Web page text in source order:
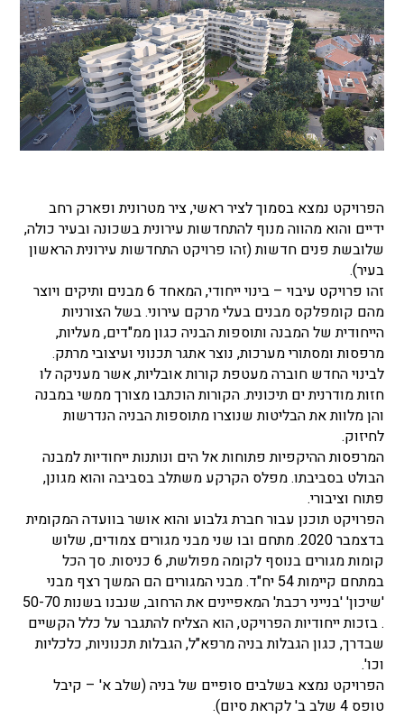
הפרויקט נמצא בסמוך לציר ראשי, ציר מטרונית ופארק רחב
ידיים והוא מהווה מנוף להתחדשות עירונית בשכונה ובעיר כולה,
שלובשת פנים חדשות (זהו פרויקט התחדשות עירונית הראשון
בעיר).
זהו פרויקט עיבוי – בינוי ייחודי, המאחד 6 מבנים ותיקים ויוצר
מהם קומפלקס מבנים בעלי מרקם עירוני. בשל הצורניות
הייחודית של המבנה ותוספות הבניה כגון ממ"דים, מעליות,
מרפסות ומסתורי מערכות, נוצר אתגר תכנוני ועיצובי מרתק.
לבינוי החדש חוברה מעטפת קורות אובליות, אשר מעניקה לו
חזות מודרנית ים תיכונית. הקורות הוכתבו מצורך ממשי במבנה
והן מלוות את הבליטות שנוצרו מתוספות הבניה הנדרשות
לחיזוק.
המרפסות ההיקפיות פתוחות אל הים ונותנות ייחודיות למבנה
הבולט בסביבתו. מפלס הקרקע משתלב בסביבה והוא מגונן,
פתוח וציבורי.
הפרויקט תוכנן עבור חברת גלבוע והוא אושר בוועדה המקומית
בדצמבר 2020. מתחם ובו שני מבני מגורים צמודים, שלוש
קומות מגורים בנוסף לקומה מפולשת, 6 כניסות. סך הכל
במתחם קיימות 54 יח"ד. מבני המגורים הם המשך רצף מבני
'שיכון' 'בנייני רכבת' המאפיינים את הרחוב, שנבנו בשנות 50-70
. בזכות ייחודיות הפרויקט, הוא הצליח להתגבר על כלל הקשיים
שבדרך, כגון הגבלות בניה מרפא"ל, הגבלות תכנוניות, כלכליות
וכו'.
הפרויקט נמצא בשלבים סופיים של בניה (שלב א' – קיבל
טופס 4 שלב ב' לקראת סיום).